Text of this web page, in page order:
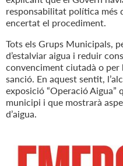
responsabilitat política més
encertat el procediment.
Tots els Grups Municipals,
d’estalviar aigua i reduir
convenciment ciutadà o per
sanció. En aquest sentit,
exposició “Operació Aigua”
municipi i que mostrarà
d’aigua.